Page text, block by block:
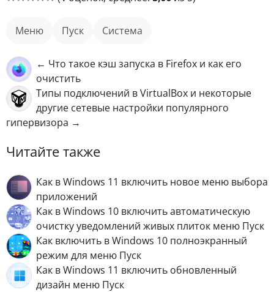
меню пуск Система
← Что такое кэш запуска в Firefox и как его
очистить
Типы подключений в VirtualBox и некоторые
другие сетевые настройки популярного
гипервизора →
Читайте также
Как в Windows 11 включить новое меню выбора
приложений
Как в Windows 10 включить автоматическую
очистку уведомлений живых плиток меню Пуск
Как включить в Windows 10 полноэкранный
режим для меню Пуск
Как в Windows 11 включить обновленный
дизайн меню Пуск